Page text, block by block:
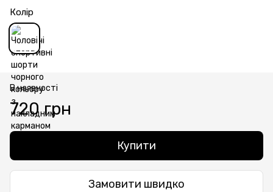
Колір
В наявності
720 грн
Купити
Замовити швидко